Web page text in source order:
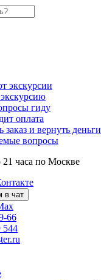
экскурсии
экскурсию
гиду
оплата
заказ и вернуть деньги
вопросы
часа по Москве
в чат
66
544